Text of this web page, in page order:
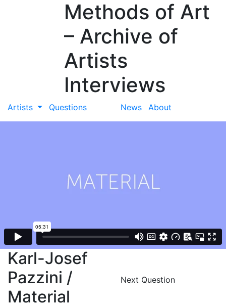
Methods of Art
– Archive of
Artists
Interviews
Artists Questions News About
Karl-Josef
Pazzini /
Material
Next Question